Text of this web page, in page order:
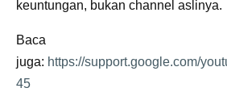
keuntungan, bukan channel aslinya.
Baca
juga: https://support.google.com/
45